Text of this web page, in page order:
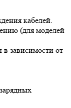
кабелей.
(для моделей
зависимости от